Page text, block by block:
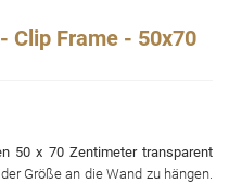
Clip Frame - 50x70
50 x 70 Zentimeter transparent
Größe an die Wand zu hängen.